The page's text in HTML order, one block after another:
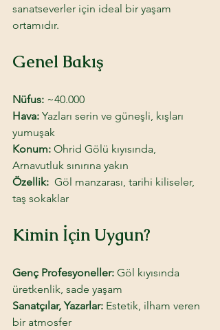
sanatseverler için ideal bir yaşam
ortamıdır.
Genel Bakış
Nüfus: ~40.000
Hava: Yazları serin ve güneşli, kışları
yumuşak
Konum: Ohrid Gölü kıyısında,
Arnavutluk sınırına yakın
Özellik: Göl manzarası, tarihi kiliseler,
taş sokaklar
Kimin İçin Uygun?
Genç Profesyoneller: Göl kıyısında
üretkenlik, sade yaşam
Sanatçılar, Yazarlar: Estetik, ilham veren
bir atmosfer